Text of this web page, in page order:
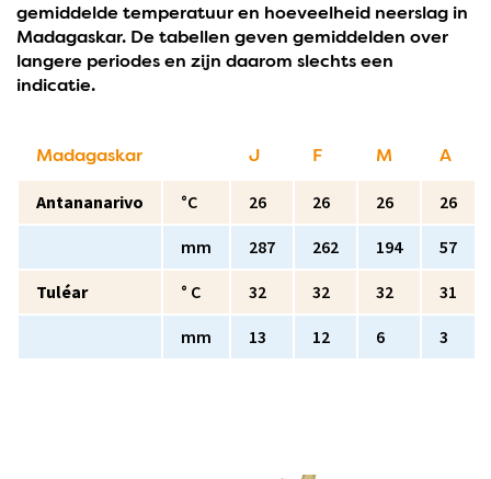
gemiddelde temperatuur en hoeveelheid neerslag in
Madagaskar. De tabellen geven gemiddelden over
langere periodes en zijn daarom slechts een
indicatie.
Madagaskar J F M A
Antananarivo °C 26 26 26 26
mm 287 262 194 57
Tuléar ° C 32 32 32 31
mm 13 12 6 3